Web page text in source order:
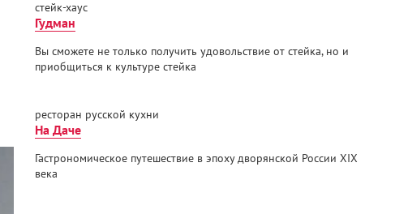
стейк-хаус
Гудман
Вы сможете не только получить удовольствие от стейка, но и
приобщиться к культуре стейка
ресторан русской кухни
На Даче
Гастрономическое путешествие в эпоху дворянской России XIX
века